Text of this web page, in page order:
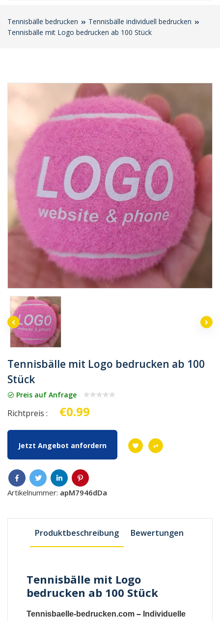
Tennisbälle bedrucken
Tennisbälle individuell bedrucken
Tennisbälle mit Logo bedrucken ab 100 Stück
Tennisbälle mit Logo bedrucken ab 100
Stück
Preis auf Anfrage
Richtpreis : €0.99
Jetzt Angebot anfordern
Artikelnummer: apM7946dDa
Produktbeschreibung Bewertungen
Tennisbälle mit Logo
bedrucken ab 100 Stück
Tennisbaelle-bedrucken.com – Individuelle